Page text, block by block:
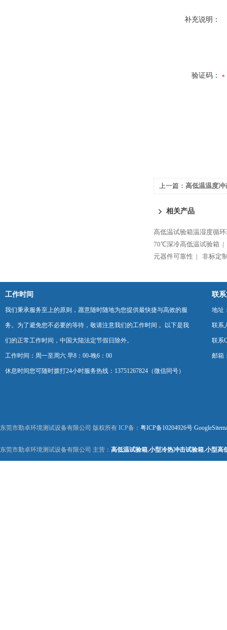
补充说明：
验证码：
上一篇： 高低温温度冲
相关产品
高低温试验箱温湿度循
70℃深冷高低温试验箱 |
元器件可靠性 |
非标定
工作时间
我们秉承服务至上的原则，愿意随时随地为您提供最快捷与高效的服
务。为了避免您不必要的等待，敬请注意我们的工作时间 。以下是我
们的正常工作时间，中国大陆法定节假日除外。
工作时间：周一至周六 早8：00-晚6：00
休息时间您可随时拨打24小时服务热线：13751267824（微信同号）
联
地址
联系
联系
邮箱
东莞市勤卓环境测试设备有限公司 版权所有 ICP备： 粤ICP备10204926号
东莞市勤卓环境测试设备有限公司 主营： 高低温试验箱,小型冷热冲击试验箱,小型高